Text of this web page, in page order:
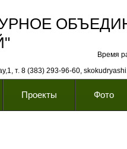
т. 8 (383) 293-96-60,
Время
Проекты Фото